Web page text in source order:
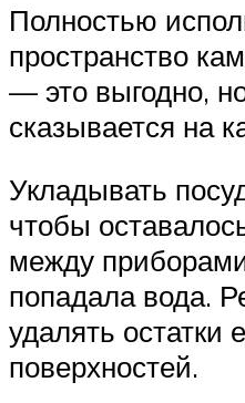
Полностью
пространство
— это выгодно,
сказывается на
Укладывать
чтобы
между
попадала вода.
удалять остатки
поверхностей.